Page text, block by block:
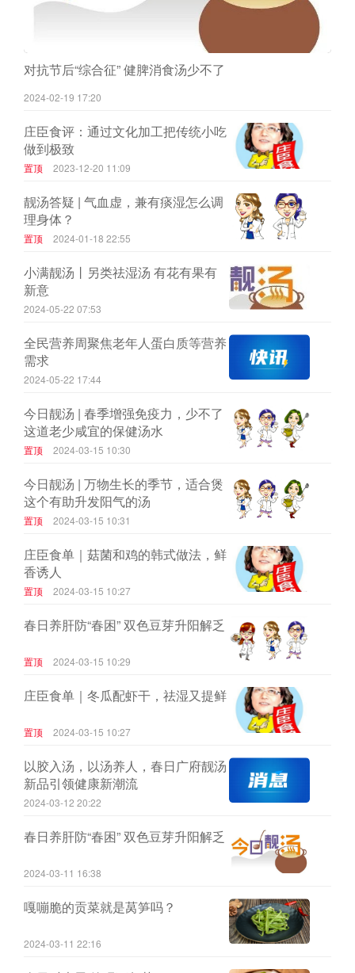
对抗节后“综合征” 健脾消食汤少不了
2024-02-19 17:20
庄臣食评：通过文化加工把传统小吃
做到极致
置顶 2023-12-20 11:09
靓汤答疑 | 气血虚，兼有痰湿怎么调
理身体？
置顶 2024-01-18 22:55
小满靓汤丨另类祛湿汤 有花有果有
新意
2024-05-22 07:53
全民营养周聚焦老年人蛋白质等营养
需求
2024-05-22 17:44
今日靓汤 | 春季增强免疫力，少不了
这道老少咸宜的保健汤水
置顶 2024-03-15 10:30
今日靓汤 | 万物生长的季节，适合煲
这个有助升发阳气的汤
置顶 2024-03-15 10:31
庄臣食单｜菇菌和鸡的韩式做法，鲜
香诱人
置顶 2024-03-15 10:27
春日养肝防“春困” 双色豆芽升阳解乏
置顶 2024-03-15 10:29
庄臣食单｜冬瓜配虾干，祛湿又提鲜
置顶 2024-03-15 10:27
以胶入汤，以汤养人，春日广府靓汤
新品引领健康新潮流
2024-03-12 20:22
春日养肝防“春困” 双色豆芽升阳解乏
2024-03-11 16:38
嘎嘣脆的贡菜就是莴笋吗？
2024-03-11 22:16